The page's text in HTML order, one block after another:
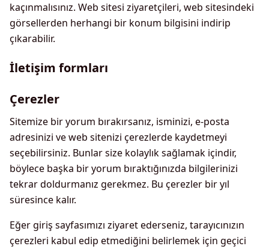
kaçınmalısınız. Web sitesi ziyaretçileri, web sitesindeki
görsellerden herhangi bir konum bilgisini indirip
çıkarabilir.
İletişim formları
Çerezler
Sitemize bir yorum bırakırsanız, isminizi, e-posta
adresinizi ve web sitenizi çerezlerde kaydetmeyi
seçebilirsiniz. Bunlar size kolaylık sağlamak içindir,
böylece başka bir yorum bıraktığınızda bilgilerinizi
tekrar doldurmanız gerekmez. Bu çerezler bir yıl
süresince kalır.
Eğer giriş sayfasımızı ziyaret ederseniz, tarayıcınızın
çerezleri kabul edip etmediğini belirlemek için geçici